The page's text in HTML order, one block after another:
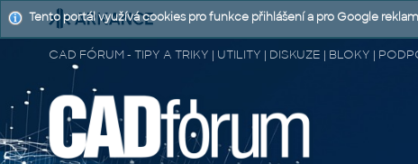
CAD FÓRUM - TIPY A TRIKY | UTILITY | DISKUZE | BLOKY |
Tento portál využívá cookies pro funkce přihlášení a pro Google